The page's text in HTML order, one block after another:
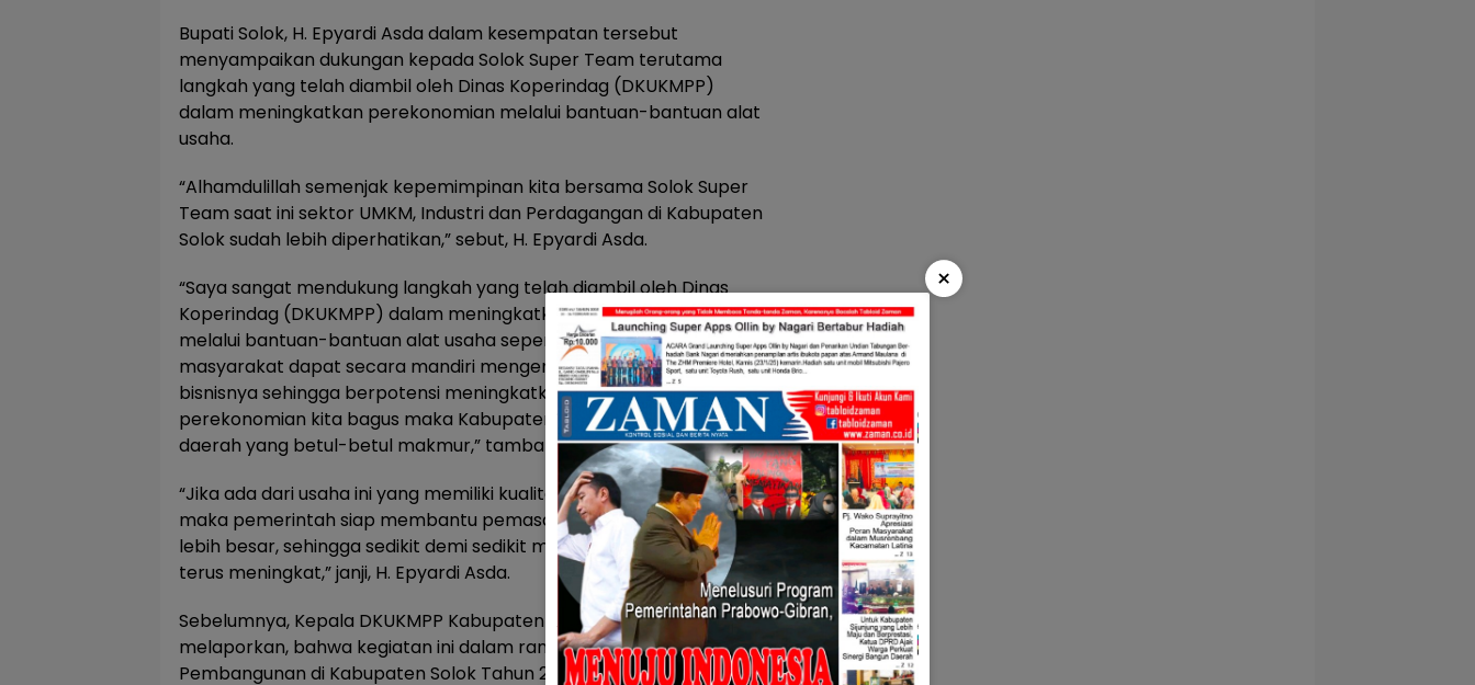
Bupati Solok, H. Epyardi Asda dalam kesempatan tersebut
menyampaikan dukungan kepada Solok Super Team terutama
langkah yang telah diambil oleh Dinas Koperindag (DKUKMPP)
dalam meningkatkan perekonomian melalui bantuan-bantuan alat
usaha.
“Alhamdulillah semenjak kepemimpinan kita bersama Solok Super
Team saat ini sektor UMKM, Industri dan Perdagangan di Kabupaten
Solok sudah lebih diperhatikan,” sebut, H. Epyardi Asda.
“Saya sangat mendukung langkah yang telah diambil oleh Dinas
Koperindag (DKUKMPP) dalam meningkatkan perekonomian
melalui bantuan-bantuan alat usaha seperti ini sehingga
masyarakat dapat secara mandiri mengembangkan usaha dan
bisnisnya sehingga berpotensi meningkatkan perekonomian, jika
perekonomian kita bagus maka Kabupaten Solok akan menjadi
daerah yang betul-betul makmur,” tambahnya.
“Jika ada dari usaha ini yang memiliki kualitas yang sudah bagus
maka pemerintah siap membantu pemasarannya ke pasar yang
lebih besar, sehingga sedikit demi sedikit maka perekonomian akan
terus meningkat,” janji, H. Epyardi Asda.
Sebelumnya, Kepala DKUKMPP Kabupaten Solok, Ahpi Gusta Tusri
melaporkan, bahwa kegiatan ini dalam rangka mewujudkan Visi
Pembangunan di Kabupaten Solok Tahun 2021 sampai 2026,
×